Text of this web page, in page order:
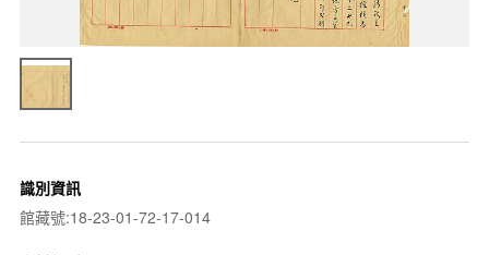
識別資訊
館藏號:18-23-01-72-17-014